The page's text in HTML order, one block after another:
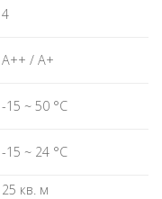
4
A++ / A+
-15 ~ 50 °C
-15 ~ 24 °C
25 кв. м